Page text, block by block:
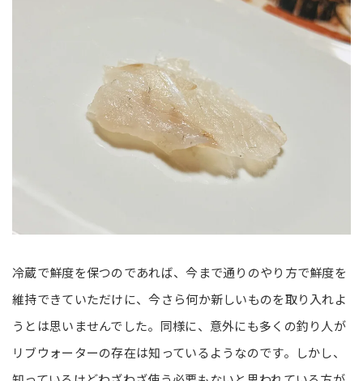
冷蔵で鮮度を保つのであれば、今まで通りのやり方で鮮度を
維持できていただけに、今さら何か新しいものを取り入れよ
うとは思いませんでした。同様に、意外にも多くの釣り人が
リブウォーターの存在は知っているようなのです。しかし、